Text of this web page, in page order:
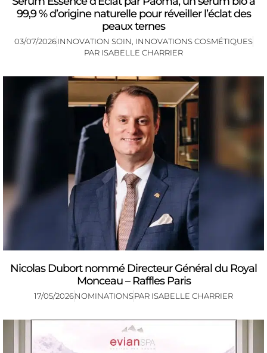
99,9 % d’origine naturelle pour réveiller l’éclat des
peaux ternes
03/07/2026INNOVATION SOIN, INNOVATIONS COSMÉTIQUES
PAR ISABELLE CHARRIER
Nicolas Dubort nommé Directeur Général du Royal
Monceau – Raffles Paris
17/05/2026NOMINATIONSPAR ISABELLE CHARRIER